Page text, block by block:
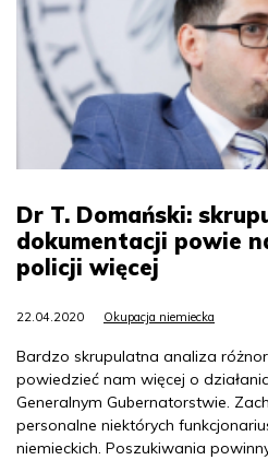
Dr T. Domański:
dokumentacji powie
policji więcej
22.04.2020 Okupacja niemiecka
Bardzo skrupulatna analiza
powiedzieć nam więcej o
Generalnym Gubernatorstwie.
personalne niektórych
niemieckich. Poszukiwania